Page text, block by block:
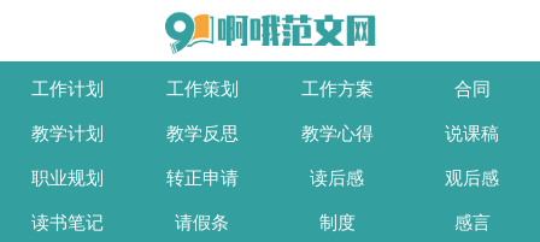
工作计划 工作策划 工作方案 合同
教学计划 教学反思 教学心得 说课稿
职业规划 转正申请 读后感 观后感
读书笔记 请假条 制度 感言